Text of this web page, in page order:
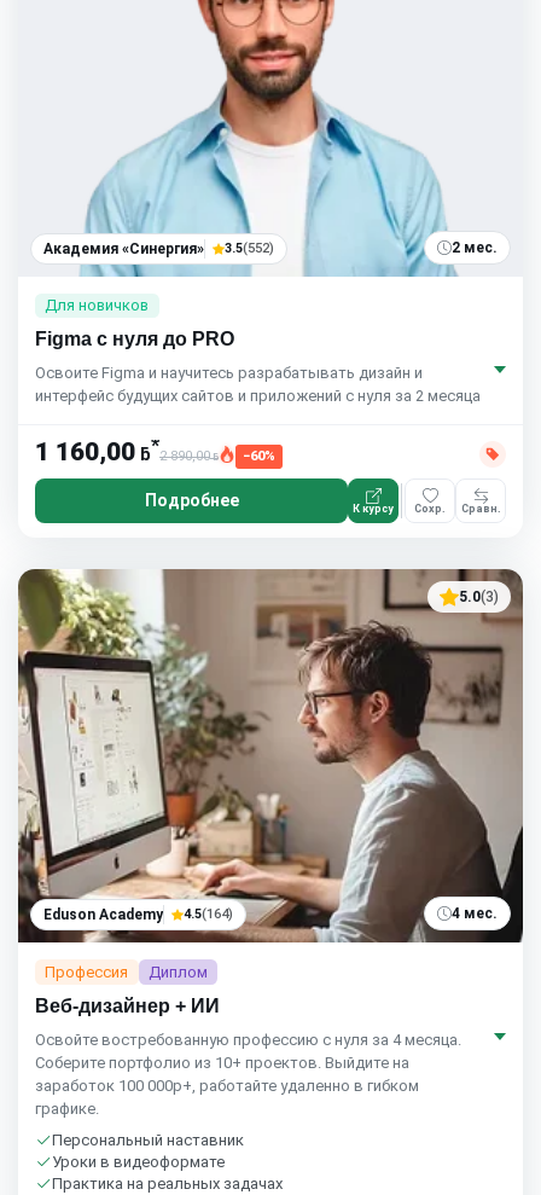
Академия «Синергия» 3.5(552) 2 мес.
Для новичков
Figma с нуля до PRO
Освоите Figma и научитесь разрабатывать дизайн и
интерфейс будущих сайтов и приложений с нуля за 2 месяца
1 160,00 ƃ*
2 890,00ƃ −60%
Подробнее К курсу Сохр. Сравн.
5.0(3)
Eduson Academy 4.5(164) 4 мес.
Профессия Диплом
Веб-дизайнер + ИИ
Освойте востребованную профессию с нуля за 4 месяца.
Соберите портфолио из 10+ проектов. Выйдите на
заработок 100 000р+, работайте удаленно в гибком
графике.
Персональный наставник
Уроки в видеоформате
Практика на реальных задачах